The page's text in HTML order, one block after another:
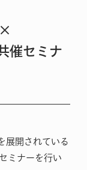
催セミナ
展開されている
ミナーを行い